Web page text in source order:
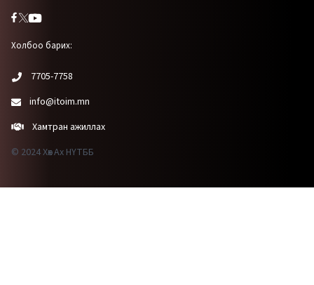
Холбоо барих:
7705-7758
info@itoim.mn
Хамтран ажиллах
© 2024 Хөх Ах НҮТББ